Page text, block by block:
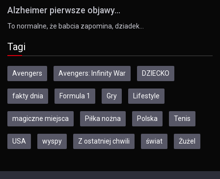
Alzheimer pierwsze objawy...
To normalne, że babcia zapomina, dziadek…
Tagi
Avengers Avengers: Infinity War DZIECKO
fakty dnia Formula 1 Gry Lifestyle
magiczne miejsca Piłka nożna Polska Tenis
USA wyspy Z ostatniej chwili świat Żużel